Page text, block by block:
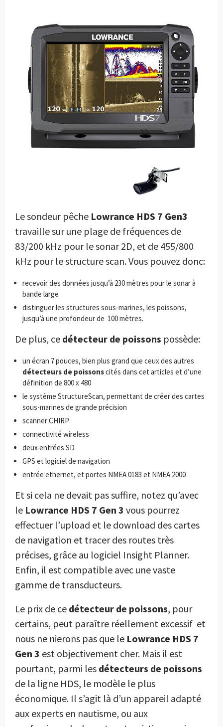
Le sondeur pêche Lowrance HDS 7 Gen3
travaille sur une plage de fréquences de
83/200 kHz pour le sonar 2D, et de 455/800
kHz pour le structure scan. Vous pouvez donc:
recevoir des données jusqu’à 230 mètres pour le sonar à
bande large
distinguer les structures sous-marines, les poissons,
jusqu’à une profondeur de 100 mètres.
De plus, ce détecteur de poissons possède:
un écran 7 pouces, bien plus grand que ceux des autres
détecteurs de poissonscités dans cet articles et d’une
définition de 800 x 480
le système StructureScan, permettant de créer des cartes
sous-marines de grande précision
scanner CHIRP
connectivité wireless
deux entrées SD
GPS et logiciel de navigation
entrée ethernet, et portes NMEA 0183 et NMEA 2000
Et si cela ne devait pas suffire, notez qu’avec
le Lowrance HDS 7 Gen 3 vous pourrez
effectuer l’upload et le download des cartes
de navigation et tracer des routes très
précises, grâce au logiciel Insight Planner.
Enfin, il est compatible avec une vaste
gamme de transducteurs.
Le prix de ce détecteur de poissons, pour
certains, peut paraître réellement excessif et
nous ne nierons pas que le Lowrance HDS 7
Gen 3 est objectivement cher. Mais il est
pourtant, parmi les détecteurs de poissons
de la ligne HDS, le modèle le plus
économique. Il s’agit là d’un appareil adapté
aux experts en nautisme, ou aux